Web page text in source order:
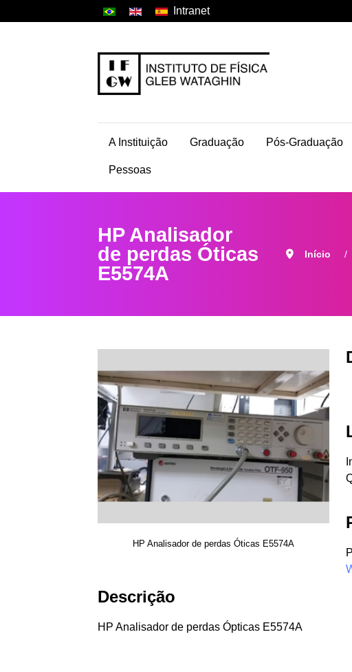
Intranet
A Instituição Graduação Pós-Graduação
Pessoas
HP Analisador
de perdas Óticas
E5574A
Início
HP Analisador de perdas Óticas E5574A
Descrição
HP Analisador de perdas Ópticas E5574A